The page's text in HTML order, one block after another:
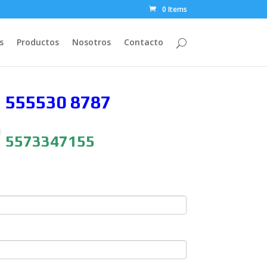
0 Items
Productos Nosotros Contacto
555530 8787
5573347155